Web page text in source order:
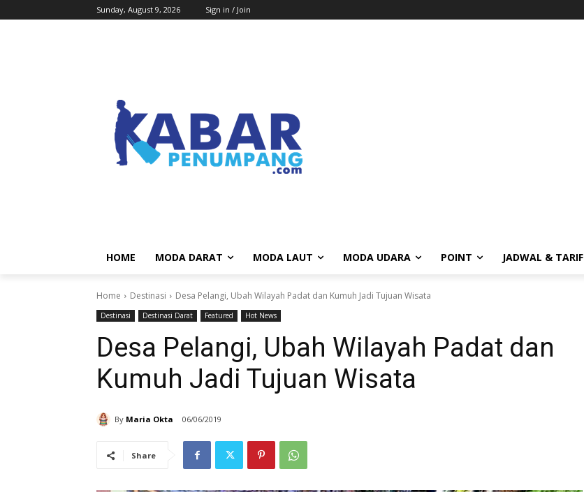
Sunday, August 9, 2026 Sign in / Join
HOME MODA DARAT MODA LAUT MODA UDARA POINT JADWAL & TARIF
Home Destinasi Desa Pelangi, Ubah Wilayah Padat dan Kumuh Jadi Tujuan Wisata
Destinasi Destinasi Darat Featured Hot News
Desa Pelangi, Ubah Wilayah Padat dan
Kumuh Jadi Tujuan Wisata
By Maria Okta 06/06/2019
Share